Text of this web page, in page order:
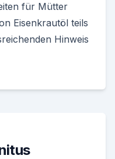
für Mütter
Eisenkrautöl teils
Hinweis